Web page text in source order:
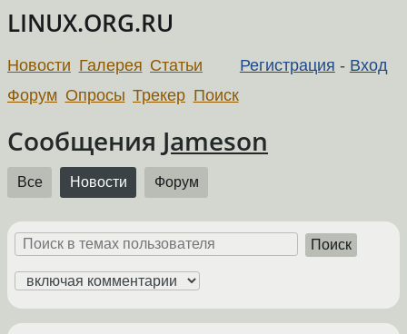
LINUX.ORG.RU
Регистрация - Вход
Новости Галерея Статьи
Форум Опросы Трекер Поиск
Сообщения Jameson
Все Новости Форум
Поиск